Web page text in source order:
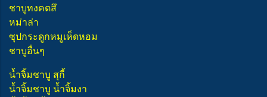
ชาบูทงคตสึ
หม่าล่า
ซุปกระดูกหมูเห็ดหอม
ชาบูอื่นๆ
น้ำจิ้มชาบู สุกี้
น้ำจิ้มชาบู น้ำจิ้มงา